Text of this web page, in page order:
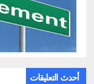
أحدث التعليقات